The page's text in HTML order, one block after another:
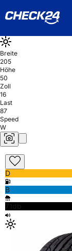
Breite
205
Höhe
50
Zoll
16
Last
87
Speed
W
D
B
71db